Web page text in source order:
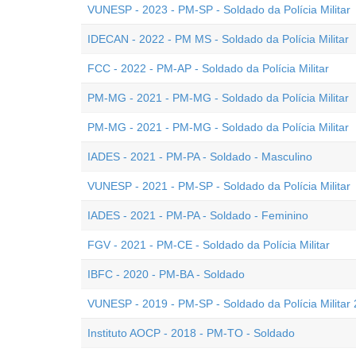
VUNESP - 2023 - PM-SP - Soldado da Polícia Militar
IDECAN - 2022 - PM MS - Soldado da Polícia Militar
FCC - 2022 - PM-AP - Soldado da Polícia Militar
PM-MG - 2021 - PM-MG - Soldado da Polícia Militar
PM-MG - 2021 - PM-MG - Soldado da Polícia Militar
IADES - 2021 - PM-PA - Soldado - Masculino
VUNESP - 2021 - PM-SP - Soldado da Polícia Militar
IADES - 2021 - PM-PA - Soldado - Feminino
FGV - 2021 - PM-CE - Soldado da Polícia Militar
IBFC - 2020 - PM-BA - Soldado
VUNESP - 2019 - PM-SP - Soldado da Polícia Militar
Instituto AOCP - 2018 - PM-TO - Soldado